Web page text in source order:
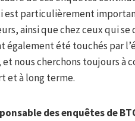
est particulièrement
ainsi que chez ceux qui
également été touchés par
et nous cherchons toujours
et à long terme.
des enquêtes de